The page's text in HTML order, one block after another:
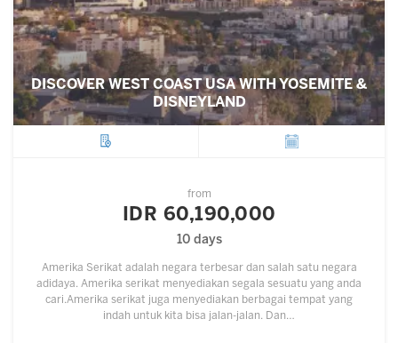
DISCOVER WEST COAST USA WITH YOSEMITE &
DISNEYLAND
from
IDR 60,190,000
10 days
Amerika Serikat adalah negara terbesar dan salah satu negara
adidaya. Amerika serikat menyediakan segala sesuatu yang anda
cari.Amerika serikat juga menyediakan berbagai tempat yang
indah untuk kita bisa jalan-jalan. Dan…